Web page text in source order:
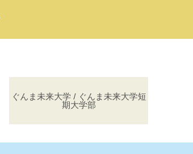
ぐんま未来大学 / ぐんま未来大学短
期大学部